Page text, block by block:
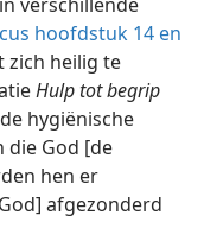
hoofdstuk 14 en
zich heilig te
Hulp tot begrip
hygiënische
God [de
hen er
afgezonderd